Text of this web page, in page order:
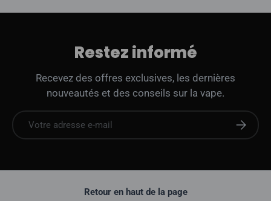
Restez informé
Recevez des offres exclusives, les dernières
nouveautés et des conseils sur la vape.
E-mail
Retour en haut de la page